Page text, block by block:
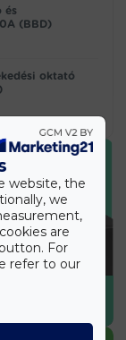
és
(BBD)
oktató
website, the
we
are
For
refer to our